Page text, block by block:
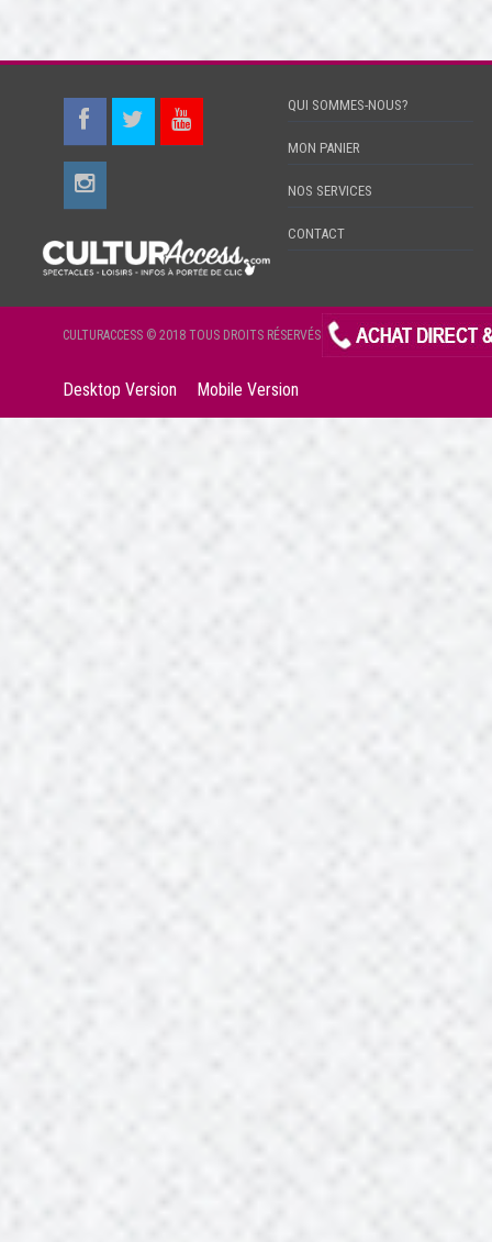
QUI SOMMES-NOUS?
MON PANIER
NOS SERVICES
CONTACT
CULTURACCESS © 2018 TOUS DROITS RÉSERVÉS
Desktop Version Mobile Version